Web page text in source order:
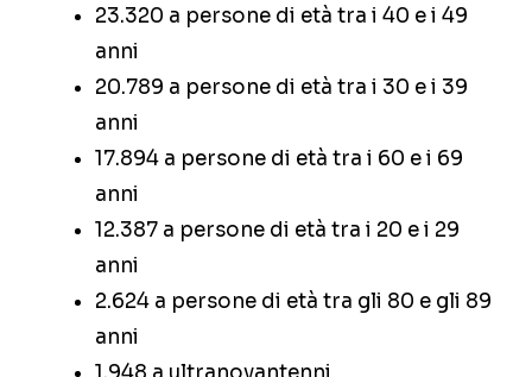
23.320 a persone di età tra i 40 e i 49
anni
20.789 a persone di età tra i 30 e i 39
anni
17.894 a persone di età tra i 60 e i 69
anni
12.387 a persone di età tra i 20 e i 29
anni
2.624 a persone di età tra gli 80 e gli 89
anni